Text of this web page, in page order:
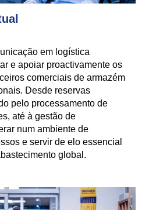
em logística
e apoiar proactivamente os
comerciais de armazém
Desde reservas
pelo processamento de
até à gestão de
num ambiente de
e servir de elo essencial
global.